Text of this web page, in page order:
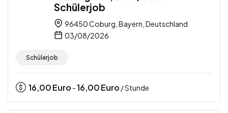
Schülerjob
96450 Coburg, Bayern, Deutschland
03/08/2026
Schülerjob
16,00Euro -16,00Euro / Stunde